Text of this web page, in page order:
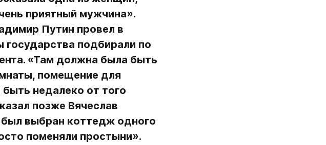
приятный мужчина».
Путин провел в
подбирали по
«Там должна была быть
помещение для
недалеко от того
позже Вячеслав
был выбран коттедж одного
поменяли простыни».